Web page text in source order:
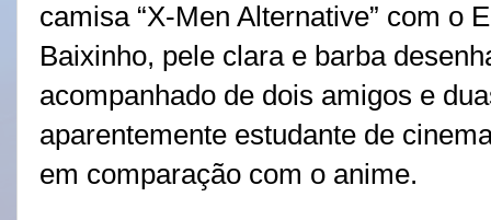
camisa “X-Men Alternative” com o
Baixinho, pele clara e barba
acompanhado de dois amigos e
aparentemente estudante de
em comparação com o anime.